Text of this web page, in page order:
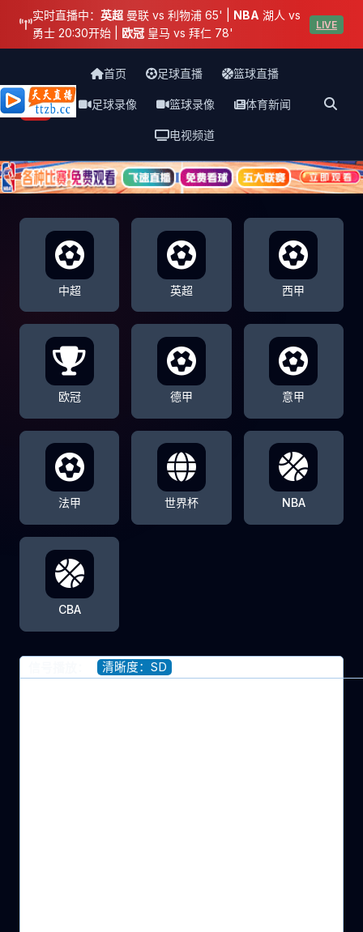
实时直播中： 英超 曼联 vs 利物浦 65' | NBA 湖人 vs
勇士 20:30开始 | 欧冠 皇马 vs 拜仁 78'
LIVE
天天直播网
首页 足球直播 篮球直播
足球录像 篮球录像 体育新闻
电视频道
中超 英超 西甲
欧冠 德甲 意甲
法甲 世界杯 NBA
CBA
清晰度：SD